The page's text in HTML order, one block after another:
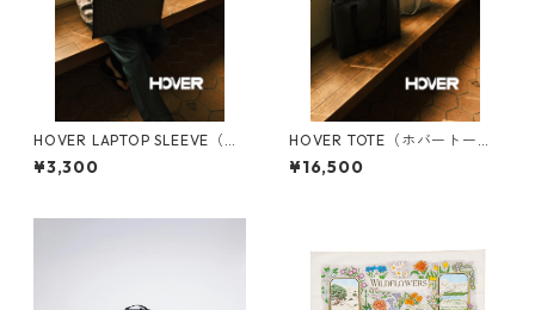
HOVER LAPTOP SLEEVE（ホ
バーラップトップスリーブ）
¥3,300
HOVER TOTE（ホバートー
ト）
¥16,500